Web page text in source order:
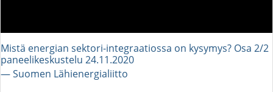
Mistä energian sektori-integraatiossa on kysymys? Osa 2/2
paneelikeskustelu 24.11.2020
― Suomen Lähienergialiitto